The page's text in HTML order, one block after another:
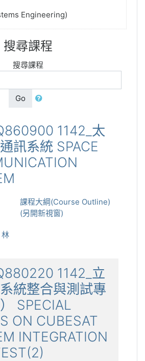
Engineering)
搜尋課程
搜尋課程
Go
1142_太
訊系統 SPACE
課程大綱(Course Outline)
(另開新視窗)
林
1142_立
統整合與測試專
SPECIAL
ON CUBESAT
INTEGRATION